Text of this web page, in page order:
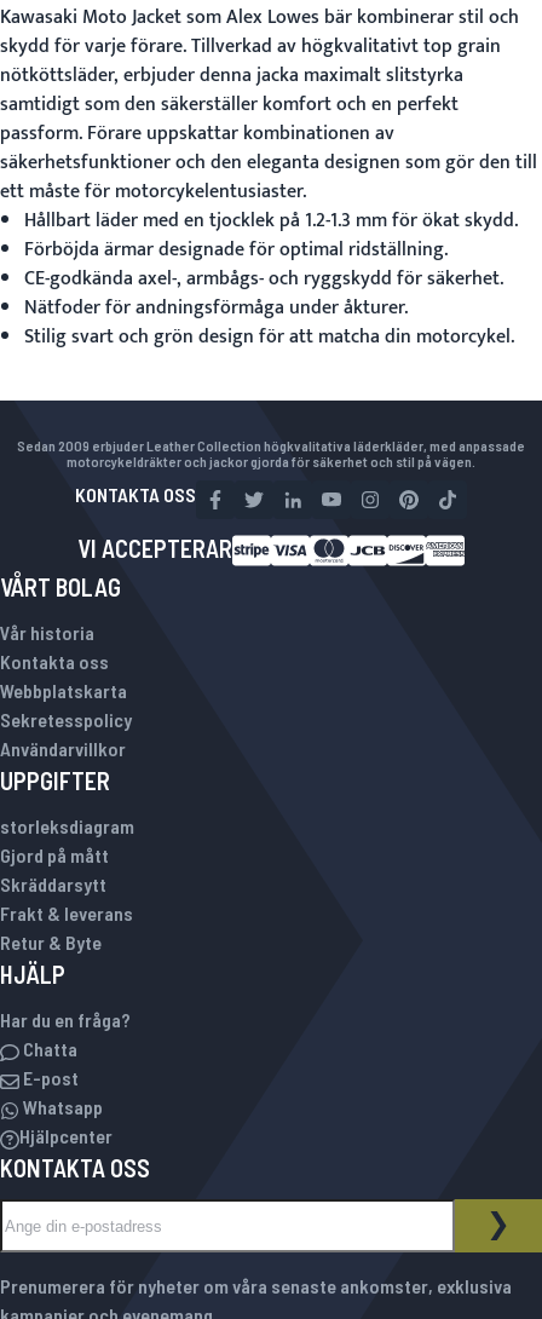
Kawasaki Moto Jacketsom Alex Lowes bär kombinerar stil och
skydd för varje förare. Tillverkad av högkvalitativt top grain
nötköttsläder, erbjuder denna jacka maximalt slitstyrka
samtidigt som den säkerställer komfort och en perfekt
passform. Förare uppskattar kombinationen av
säkerhetsfunktioner och den eleganta designen som gör den till
ett måste för motorcykelentusiaster.
Hållbart läder med en tjocklek på 1.2-1.3 mm för ökat skydd.
Förböjda ärmar designade för optimal ridställning.
CE-godkända axel-, armbågs- och ryggskydd för säkerhet.
Nätfoder för andningsförmåga under åkturer.
Stilig svart och grön design för att matcha din motorcykel.
Sedan 2009 erbjuder Leather Collection högkvalitativa läderkläder, med anpassade
motorcykeldräkter och jackor gjorda för säkerhet och stil på vägen.
KONTAKTA OSS
VI ACCEPTERAR
VÅRT BOLAG
Vår historia
Kontakta oss
Webbplatskarta
Sekretesspolicy
Användarvillkor
UPPGIFTER
storleksdiagram
Gjord på mått
Skräddarsytt
Frakt & leverans
Retur & Byte
HJÄLP
Har du en fråga?
Chatta
E-post
Whatsapp
Hjälpcenter
KONTAKTA OSS
NYHETSBREV
Prenumerera för nyheter om våra senaste ankomster, exklusiva